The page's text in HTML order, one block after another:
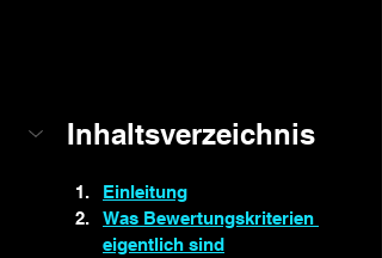
Inhaltsverzeichnis
Einleitung
Was Bewertungskriterien
eigentlich sind